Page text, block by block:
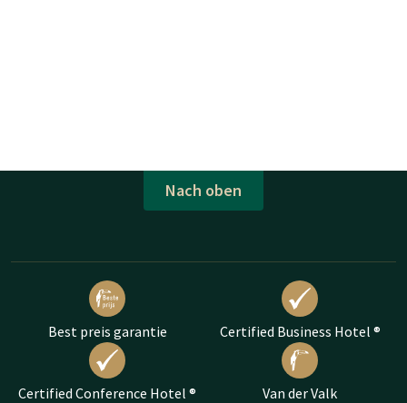
Nach oben
Best preis garantie Certified Business Hotel ®
Certified Conference Hotel ® Van der Valk